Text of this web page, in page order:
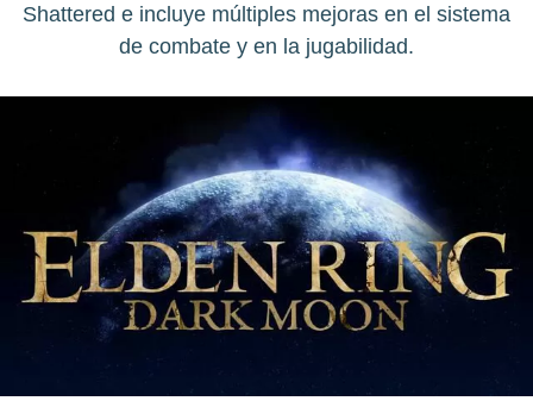
Shattered e incluye múltiples mejoras en el sistema
de combate y en la jugabilidad.